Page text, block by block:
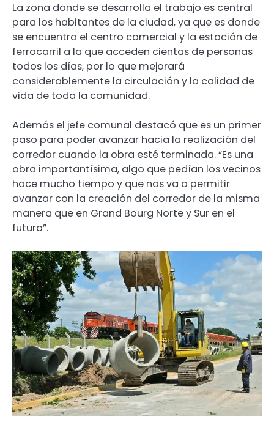
La zona donde se desarrolla el trabajo es central
para los habitantes de la ciudad, ya que es donde
se encuentra el centro comercial y la estación de
ferrocarril a la que acceden cientas de personas
todos los días, por lo que mejorará
considerablemente la circulación y la calidad de
vida de toda la comunidad.
Además el jefe comunal destacó que es un primer
paso para poder avanzar hacia la realización del
corredor cuando la obra esté terminada. “Es una
obra importantísima, algo que pedían los vecinos
hace mucho tiempo y que nos va a permitir
avanzar con la creación del corredor de la misma
manera que en Grand Bourg Norte y Sur en el
futuro”.